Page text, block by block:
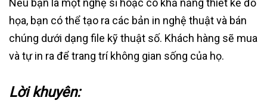
Nếu bạn là một nghệ sĩ hoặc có khả năng thiết kế đồ
họa, bạn có thể tạo ra các bản in nghệ thuật và bán
chúng dưới dạng file kỹ thuật số. Khách hàng sẽ mua
và tự in ra để trang trí không gian sống của họ.
Lời khuyên: